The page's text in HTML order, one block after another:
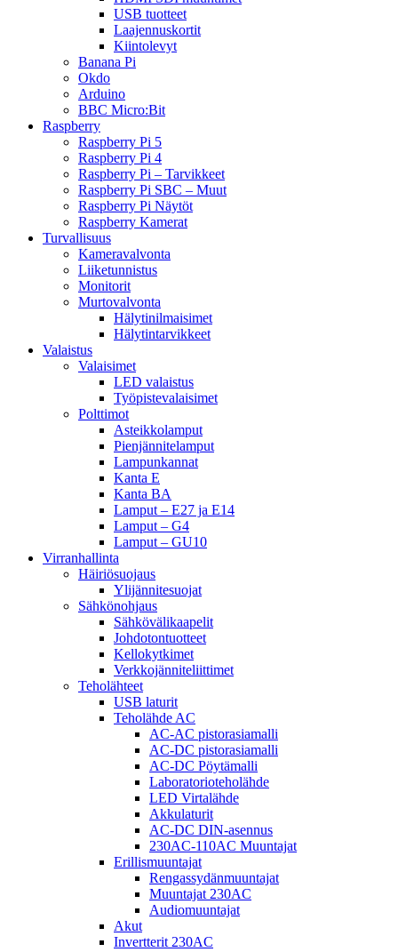
USB tuotteet
Laajennuskortit
Kiintolevyt
Banana Pi
Okdo
Arduino
BBC Micro:Bit
Raspberry
Raspberry Pi 5
Raspberry Pi 4
Raspberry Pi – Tarvikkeet
Raspberry Pi SBC – Muut
Raspberry Pi Näytöt
Raspberry Kamerat
Turvallisuus
Kameravalvonta
Liiketunnistus
Monitorit
Murtovalvonta
Hälytinilmaisimet
Hälytintarvikkeet
Valaistus
Valaisimet
LED valaistus
Työpistevalaisimet
Polttimot
Asteikkolamput
Pienjännitelamput
Lampunkannat
Kanta E
Kanta BA
Lamput – E27 ja E14
Lamput – G4
Lamput – GU10
Virranhallinta
Häiriösuojaus
Ylijännitesuojat
Sähkönohjaus
Sähkövälikaapelit
Johdotontuotteet
Kellokytkimet
Verkkojänniteliittimet
Teholähteet
USB laturit
Teholähde AC
AC-AC pistorasiamalli
AC-DC pistorasiamalli
AC-DC Pöytämalli
Laboratorioteholähde
LED Virtalähde
Akkulaturit
AC-DC DIN-asennus
230AC-110AC Muuntajat
Erillismuuntajat
Rengassydänmuuntajat
Muuntajat 230AC
Audiomuuntajat
Akut
Invertterit 230AC